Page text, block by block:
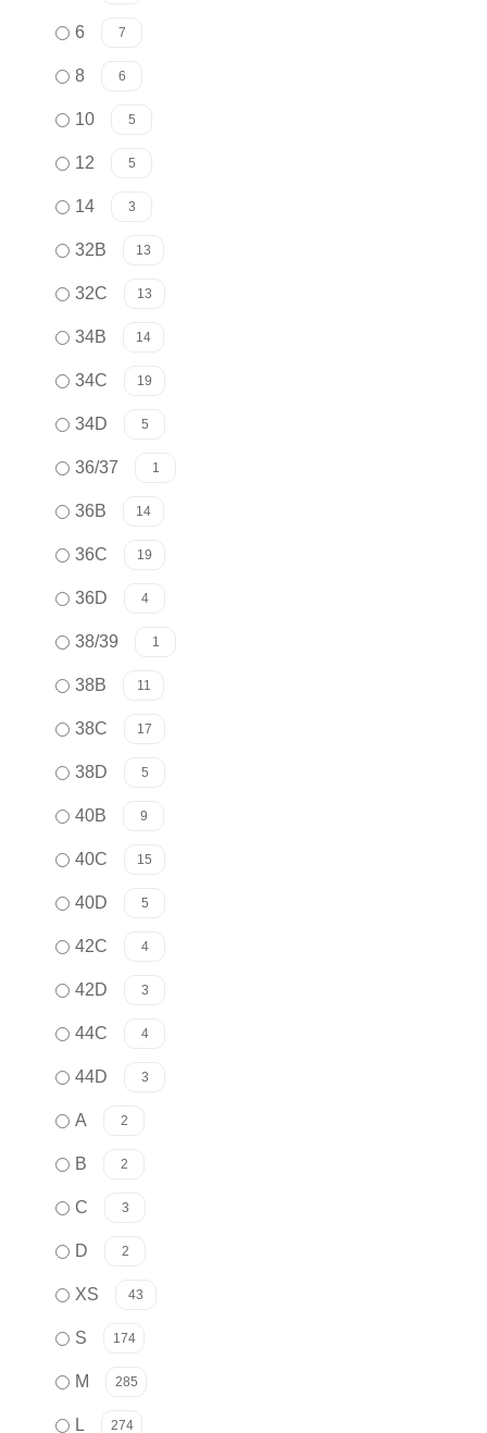
6 7
8 6
10 5
12 5
14 3
32B 13
32C 13
34B 14
34C 19
34D 5
36/37 1
36B 14
36C 19
36D 4
38/39 1
38B 11
38C 17
38D 5
40B 9
40C 15
40D 5
42C 4
42D 3
44C 4
44D 3
A 2
B 2
C 3
D 2
XS 43
S 174
M 285
L 274